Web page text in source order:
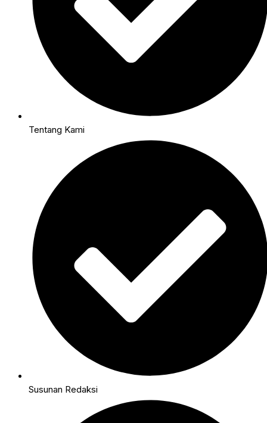
Tentang Kami
Susunan Redaksi